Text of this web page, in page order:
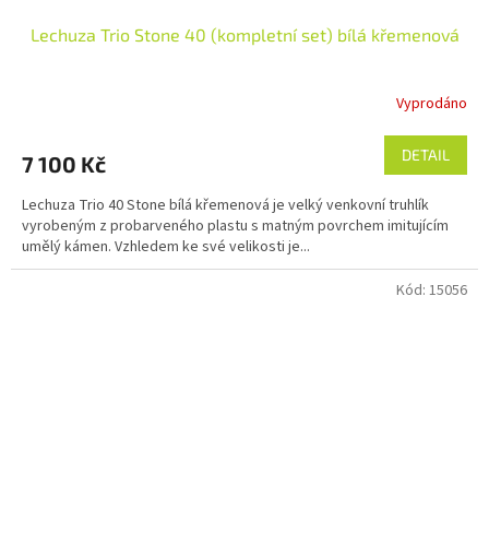
Lechuza Trio Stone 40 (kompletní set) bílá křemenová
Vyprodáno
7 100 Kč DETAIL
Lechuza Trio 40 Stone bílá křemenová je velký venkovní truhlík
vyrobeným z probarveného plastu s matným povrchem imitujícím
umělý kámen. Vzhledem ke své velikosti je...
Kód: 15056